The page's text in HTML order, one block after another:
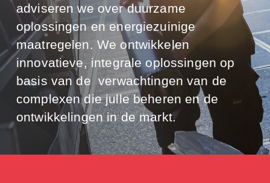
adviseren we over duurzame
oplossingen en energiezuinige
maatregelen. We ontwikkelen
innovatieve, integrale oplossingen op
basis van de verwachtingen van de
complexen die julle beheren en de
ontwikkelingen in de markt.